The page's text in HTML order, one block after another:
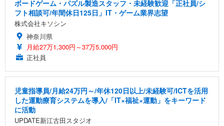
ボードゲーム・パズル製造スタッフ・未経験歓迎「正社員/シ
フト相談可/年間休日125日」IT・ゲーム業界志望
株式会社キソシン
神奈川県
月給27万1,300円～37万5,000円
正社員
児童指導員/月給24万円～/年休120日以上/未経験可/ICTを活用
した運動療育システムを導入/「IT×福祉×運動」をキーワード
に活動
UPDATE新江古田スタジオ